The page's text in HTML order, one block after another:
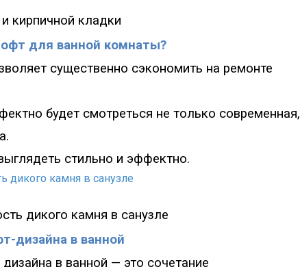
кирпичной кладки
для ванной комнаты?
существенно сэкономить на ремонте
будет смотреться не только современная,
.
стильно и эффектно.
дикого камня в санузле
дизайна в ванной
в ванной — это сочетание